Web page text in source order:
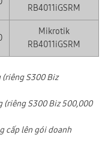
RB4011iGSRM
Mikrotik
RB4011iGSRM
(riêng S300 Biz
(riêng S300 Biz 500,000
cấp lên gói doanh